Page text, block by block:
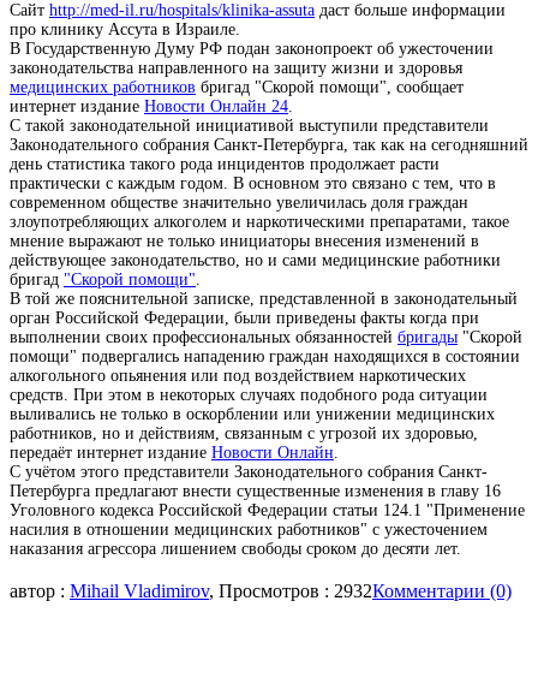
Сайт http://med-il.ru/hospitals/klinika-assuta даст больше информации
про клинику Ассута в Израиле.
В Государственную Думу РФ подан законопроект об ужесточении
законодательства направленного на защиту жизни и здоровья
медицинских работников бригад "Скорой помощи", сообщает
интернет издание Новости Онлайн 24.
С такой законодательной инициативой выступили представители
Законодательного собрания Санкт-Петербурга, так как на сегодняшний
день статистика такого рода инцидентов продолжает расти
практически с каждым годом. В основном это связано с тем, что в
современном обществе значительно увеличилась доля граждан
злоупотребляющих алкоголем и наркотическими препаратами, такое
мнение выражают не только инициаторы внесения изменений в
действующее законодательство, но и сами медицинские работники
бригад "Скорой помощи".
В той же пояснительной записке, представленной в законодательный
орган Российской Федерации, были приведены факты когда при
выполнении своих профессиональных обязанностей бригады "Скорой
помощи" подвергались нападению граждан находящихся в состоянии
алкогольного опьянения или под воздействием наркотических
средств. При этом в некоторых случаях подобного рода ситуации
выливались не только в оскорблении или унижении медицинских
работников, но и действиям, связанным с угрозой их здоровью,
передаёт интернет издание Новости Онлайн.
С учётом этого представители Законодательного собрания Санкт-
Петербурга предлагают внести существенные изменения в главу 16
Уголовного кодекса Российской Федерации статьи 124.1 "Применение
насилия в отношении медицинских работников" с ужесточением
наказания агрессора лишением свободы сроком до десяти лет.
автор : Mihail Vladimirov, Просмотров : 2932Комментарии (0)